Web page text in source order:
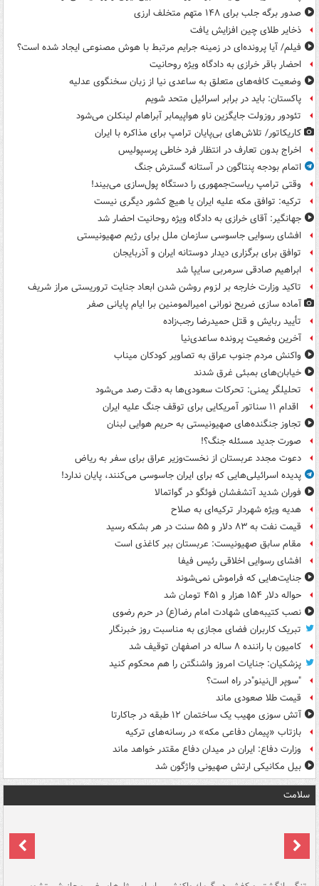
صدور برگه جلب برای ۱۴۸ متهم متخلف ارزی
ذخایر طلای چین افزایش یافت
فیلم/ آیا پرونده‌ای در زمینه جرایم مرتبط با هوش مصنوعی ایجاد شده است؟
احضار باقر خرازی به دادگاه ویژه روحانیت
وضعیت کافه‌های متعلق به ساعدی نیا از زبان سخنگوی عدلیه
پاکستان: باید در برابر اسرائیل متحد شویم
تئودور روزولت جایگزین ناو هواپیمابر آبراهام لینکلن می‌شود
کاریکاتور/ تلاش‌های بی‌پایان ترامپ برای مذاکره با ایران
اخراج بدون تعارف در انتظار فرد خاطی پرسپولیس
اتمام بودجه پنتاگون در آستانه گسترش جنگ
وقتی ترامپ ریاست‌جمهوری را دستگاه پول‌سازی می‌بیند!
ترکیه: توافق مکه علیه ایران یا هیچ کشور دیگری نیست
جهانگیر: آقای خرازی به دادگاه ویژه روحانیت احضار شد
افشای رسوایی جاسوسی سازمان ملل برای رژیم صهیونیستی
توافق برای برگزاری دیدار دوستانه ایران و آذربایجان
ابراهیم صادقی سرمربی سایپا شد
تاکید وزارت خارجه بر لزوم روشن شدن ابعاد جنایت تروریستی مراز شریف
آماده سازی ضریح نورانی امیرالمومنین برا ایام پایانی صفر
تأیید ربایش و قتل حمیدرضا رجب‌زاده
آخرین وضعیت پرونده ساعدی‌نیا
واکنش مردم جنوب عراق به تصاویر کودکان میناب
خیابان‌های بمبئی غرق شدند
تحلیلگر یمنی: تحرکات سعودی‌ها به دقت رصد می‌شود
اقدام ۱۱ سناتور آمریکایی برای توقف جنگ علیه ایران
تجاوز جنگنده‌های صهیونیستی به حریم هوایی لبنان
صورت جدید مسئله جنگ؟!
دعوت مجدد عربستان از نخست‌وزیر عراق برای سفر به ریاض
پدیده اسرائیلی‌هایی که برای ایران جاسوسی می‌کنند، پایان ندارد!
فوران شدید آتشفشان فوئگو در گواتمالا
هدیه ویژه شهردار ترکیه‌ای به صلاح
قیمت نفت به ۸۳ دلار و ۵۵ سنت در هر بشکه رسید
مقام سابق صهیونیست: عربستان ببر کاغذی است
افشای رسوایی اخلاقی رئیس فیفا
جنایت‌هایی که فراموش نمی‌شوند
حواله دلار ۱۵۴ هزار و ۴۵۱ تومان شد
نصب کتیبه‌های شهادت امام رضا(ع) در حرم رضوی
تبریک کاربران فضای مجازی به مناسبت روز خبرنگار
کامیون با راننده ۸ ساله در اصفهان توقیف شد
پزشکیان: جنایات امروز واشنگتن را هم محکوم کنید
"سوپر ال‌نینو"در راه است؟
قیمت طلا صعودی ماند
آتش سوزی مهیب یک ساختمان ۱۲ طبقه در جاکارتا
بازتاب «پیمان دفاعی مکه» در رسانه‌های ترکیه
وزارت دفاع: ایران در میدان دفاع مقتدر خواهد ماند
بیل مکانیکی ارتش صهیونی واژگون شد
سلامت